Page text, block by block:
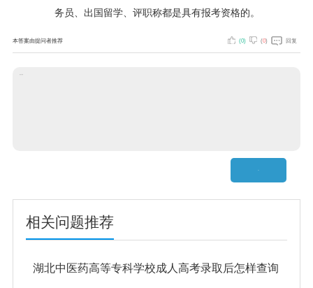
务员、出国留学、评职称都是具有报考资格的。
本答案由提问者推荐 (0) (0) 回复
相关问题推荐
湖北中医药高等专科学校成人高考录取后怎样查询